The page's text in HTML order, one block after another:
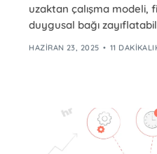
uzaktan çalışma modeli,
duygusal bağı
HAZIRAN 23, 2025 11